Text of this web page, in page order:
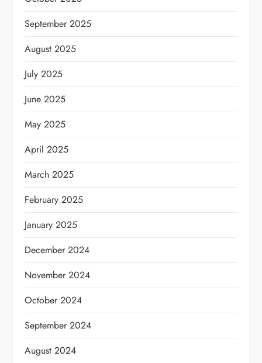
September 2025
August 2025
July 2025
June 2025
May 2025
April 2025
March 2025
February 2025
January 2025
December 2024
November 2024
October 2024
September 2024
August 2024